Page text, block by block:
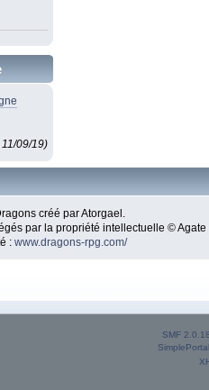
09/19)
créé par Atorgael.
par la propriété intellectuelle ©
:www.dragons-rpg.com/
SMF